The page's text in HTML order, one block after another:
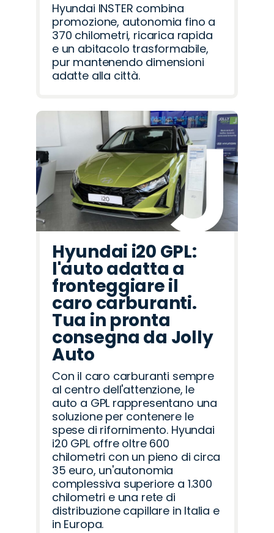
Hyundai INSTER combina
promozione, autonomia fino a
370 chilometri, ricarica rapida
e un abitacolo trasformabile,
pur mantenendo dimensioni
adatte alla città.
Hyundai i20 GPL:
l'auto adatta a
fronteggiare il
caro carburanti.
Tua in pronta
consegna da Jolly
Auto
Con il caro carburanti sempre
al centro dell'attenzione, le
auto a GPL rappresentano una
soluzione per contenere le
spese di rifornimento. Hyundai
i20 GPL offre oltre 600
chilometri con un pieno di circa
35 euro, un'autonomia
complessiva superiore a 1.300
chilometri e una rete di
distribuzione capillare in Italia e
in Europa.